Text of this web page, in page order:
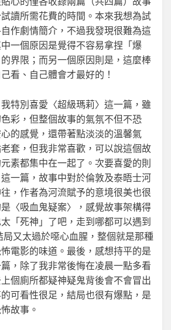
讀所需花費的時間。本來我想為試
作劇情簡介，不過我發現很難為這
一個原因是覺得不容易拿捏「爆
界限；而另一個原因則是，這麼棒
看、自己體會才最好的！
特別喜愛〈超級瑪莉〉這一篇，雖
彩，但整個故事的氣氛不但不恐
的感覺，還帶著點淡淡的溫馨氣
套，但我非常喜歡，可以說這個故
素都集中在一起了。次要喜愛的則
一篇，故事中對於倫敦及泰晤士河
，作者為河流賦予的意境很美也很
〈吸血鬼疑案〉，感覺故事架構得
「死神」了吧，走到哪都可以遇到
又太過於噁心血腥，整個就是那種
電影的味道。最後，感想持平的是
篇，除了我非常後悔在凌晨一點多看
個廁所都疑神疑鬼背後會不會冒出
可看性很足，結局也很有爆點，是
故事。